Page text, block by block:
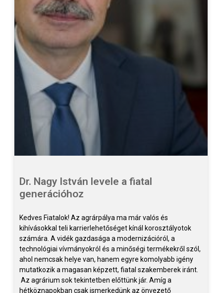
Dr. Nagy István levele a fiatal
generációhoz
Kedves Fiatalok! Az agrárpálya ma már valós és
kihívásokkal teli karrierlehetőséget kínál korosztályotok
számára. A vidék gazdasága a modernizációról, a
technológiai vívmányokról és a minőségi termékekről szól,
ahol nemcsak helye van, hanem egyre komolyabb igény
mutatkozik a magasan képzett, fiatal szakemberek iránt.
Az agrárium sok tekintetben előttünk jár. Amíg a
hétköznapokban csak ismerkedünk az önvezető